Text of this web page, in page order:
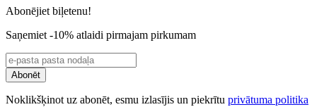
Abonējiet biļetenu!
Saņemiet -10% atlaidi pirmajam pirkumam
Abonēt
Noklikšķinot uz abonēt, esmu izlasījis un piekrītu privātuma politika